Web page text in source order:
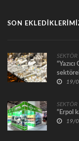
SON
SEKTÖR
19/
SEKTÖR
“Erpol
19/